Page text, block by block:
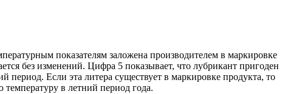
показателям заложена производителем в маркировке
без изменений. Цифра 5 показывает, что лубрикант пригоден
период. Если эта литера существует в маркировке продукта, то
температуру в летний период года.